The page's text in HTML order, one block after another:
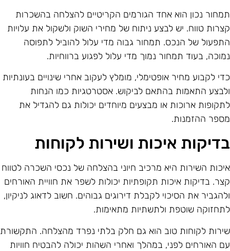
נכון הוא אחד הגורמים הקריטיים להצלחה בהשכרות
טווח. יש לבצע ניתוח של מחירי השוק ולשקול את עלויות
של הנכס. תמחור גבוה מדי עלול להוביל לתפוסה
בעוד תמחור נמוך מדי עלול לפגוע ברווחיות.
לקבוע מחיר אופטימלי, מומלץ לעקוב אחרי שינויים בעונתיות
התאמות בהתאם לביקוש. אסטרטגיות כמו הנחות
ארוכות או מבצעים מיוחדים יכולות גם להגדיל את
ההזמנות.
איכות ושירות לקוחות
השירות היא מרכיב חיוני בהצלחה של נכסי השכרה לטווח
בדיקות איכות תקופתיות יכולות לשפר את חוויית האורחים
את הסיכוי לקבלת דירוגים גבוהים. חשוב לדאוג לניקיון,
שוטפת ולתשתיות מתאימות.
לקוחות טוב הוא גם חלק בלתי נפרד מהצלחה. התקשורת
האורחים לפני, במהלך ואחרי השהות יכולה להבטיח חוויות